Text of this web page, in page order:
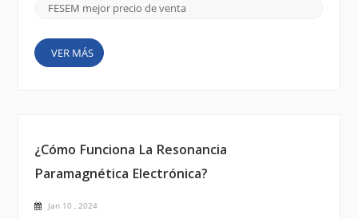
FESEM mejor precio de venta
VER MÁS
¿Cómo Funciona La Resonancia
Paramagnética Electrónica?
Jan 10 , 2024